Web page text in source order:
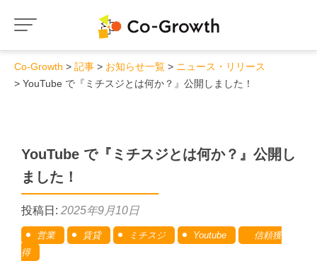
Co-Growth 記事 お知らせ一覧
ニュース・リリース
YouTube で『ミチスジとは何か？』公開しました！
YouTube で『ミチスジとは何か？』公開し
ました！
投稿日: 2025年9月10日
営業 賃貸 ミチスジ Youtube
信頼獲
得